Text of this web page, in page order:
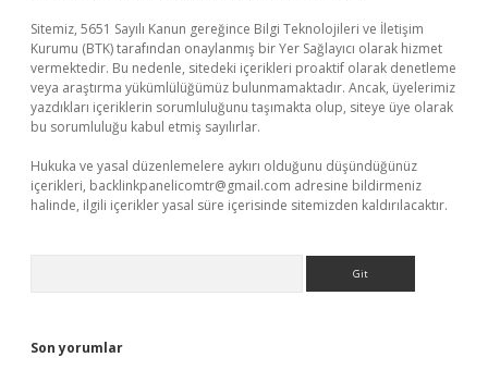
Sitemiz, 5651 Sayılı Kanun gereğince Bilgi Teknolojileri ve İletişim
Kurumu (BTK) tarafından onaylanmış bir Yer Sağlayıcı olarak hizmet
vermektedir. Bu nedenle, sitedeki içerikleri proaktif olarak denetleme
veya araştırma yükümlülüğümüz bulunmamaktadır. Ancak, üyelerimiz
yazdıkları içeriklerin sorumluluğunu taşımakta olup, siteye üye olarak
bu sorumluluğu kabul etmiş sayılırlar.
Hukuka ve yasal düzenlemelere aykırı olduğunu düşündüğünüz
içerikleri, backlinkpanelicomtr@gmail.com adresine bildirmeniz
halinde, ilgili içerikler yasal süre içerisinde sitemizden kaldırılacaktır.
Son yorumlar